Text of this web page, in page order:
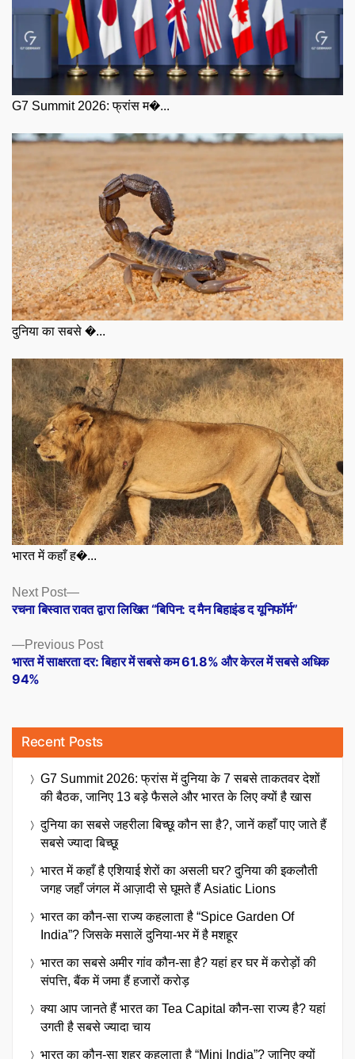
G7 Summit 2026: फ्रांस म�...
दुनिया का सबसे �...
भारत में कहाँ ह�...
Posts
navigation
Previous PostPrevious
post:
भारत में साक्षरता दर: बिहार में सबसे कम 61.8% और केरल में सबसे अधिक
94%
Next Post
Next
post:
रचना बिस्वात रावत द्वारा लिखित “बिपिन: द मैन बिहाइंड द यूनिफॉर्म”
Recent Posts
G7 Summit 2026: फ्रांस में दुनिया के 7 सबसे ताकतवर देशों
की बैठक, जानिए 13 बड़े फैसले और भारत के लिए क्यों है खास
दुनिया का सबसे जहरीला बिच्छू कौन सा है?, जानें कहाँ पाए जाते हैं
सबसे ज्यादा बिच्छू
भारत में कहाँ है एशियाई शेरों का असली घर? दुनिया की इकलौती
जगह जहाँ जंगल में आज़ादी से घूमते हैं Asiatic Lions
भारत का कौन-सा राज्य कहलाता है “Spice Garden Of
India”? जिसके मसालें दुनिया-भर में है मशहूर
भारत का सबसे अमीर गांव कौन-सा है? यहां हर घर में करोड़ों की
संपत्ति, बैंक में जमा हैं हजारों करोड़
क्या आप जानते हैं भारत का Tea Capital कौन-सा राज्य है? यहां
उगती है सबसे ज्यादा चाय
भारत का कौन-सा शहर कहलाता है “Mini India”? जानिए क्यों